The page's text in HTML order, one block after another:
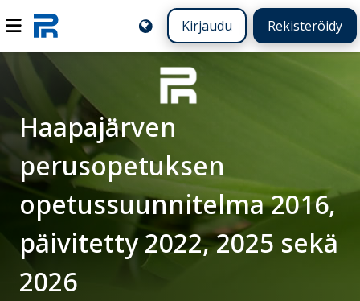
Kirjaudu Rekisteröidy
Haapajärven
perusopetuksen
opetussuunnitelma 2016,
päivitetty 2022, 2025 sekä
2026